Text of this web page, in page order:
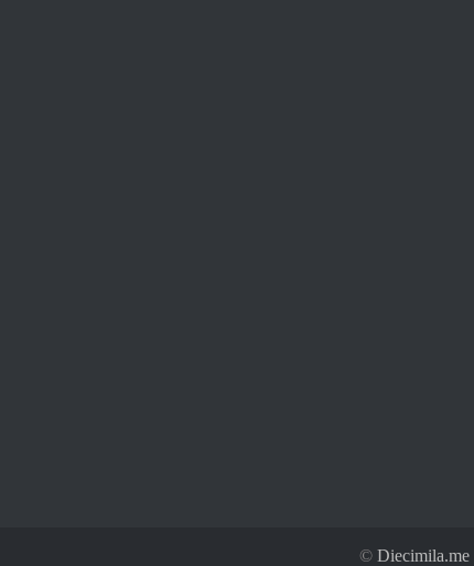
© Diecimila.me